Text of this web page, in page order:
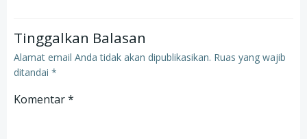
Tinggalkan Balasan
Alamat email Anda tidak akan dipublikasikan. Ruas yang wajib
ditandai *
Komentar*